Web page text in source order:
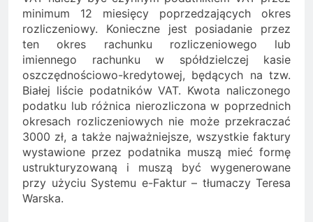
minimum 12 miesięcy poprzedzających okres
rozliczeniowy. Konieczne jest posiadanie przez
ten okres rachunku rozliczeniowego lub
imiennego rachunku w spółdzielczej kasie
oszczędnościowo-kredytowej, będących na tzw.
Białej liście podatników VAT. Kwota naliczonego
podatku lub różnica nierozliczona w poprzednich
okresach rozliczeniowych nie może przekraczać
3000 zł, a także najważniejsze, wszystkie faktury
wystawione przez podatnika muszą mieć formę
ustrukturyzowaną i muszą być wygenerowane
przy użyciu Systemu e-Faktur – tłumaczy Teresa
Warska.